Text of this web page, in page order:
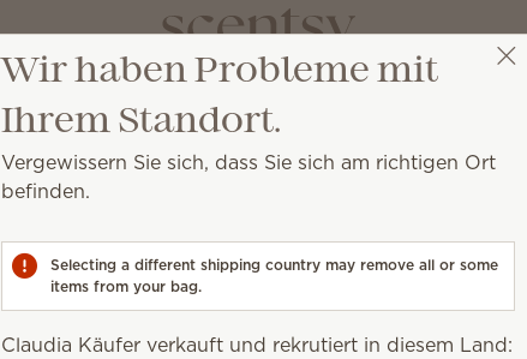
mit herrlich frischem Duft, die Sie ganz einfach in
Wir haben Probleme mit
Ihrem Standort.
Vergewissern Sie sich, dass Sie sich am richtigen Ort
befinden.
Selecting a different shipping country may remove all or some
items from your bag.
Claudia Käufer verkauft und rekrutiert in diesem Land: